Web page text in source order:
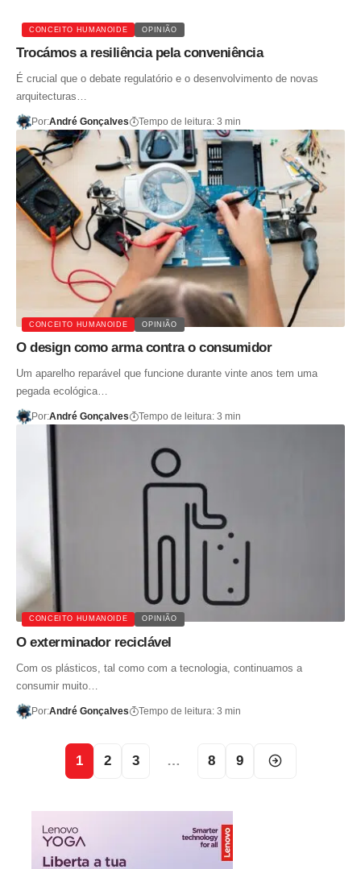
CONCEITO HUMANOIDE OPINIÃO
Trocámos a resiliência pela conveniência
É crucial que o debate regulatório e o desenvolvimento de novas
arquitecturas…
Por:André Gonçalves Tempo de leitura: 3 min
CONCEITO HUMANOIDE OPINIÃO
O design como arma contra o consumidor
Um aparelho reparável que funcione durante vinte anos tem uma
pegada ecológica…
Por:André Gonçalves Tempo de leitura: 3 min
CONCEITO HUMANOIDE OPINIÃO
O exterminador reciclável
Com os plásticos, tal como com a tecnologia, continuamos a
consumir muito…
Por:André Gonçalves Tempo de leitura: 3 min
1 2 3 … 8 9